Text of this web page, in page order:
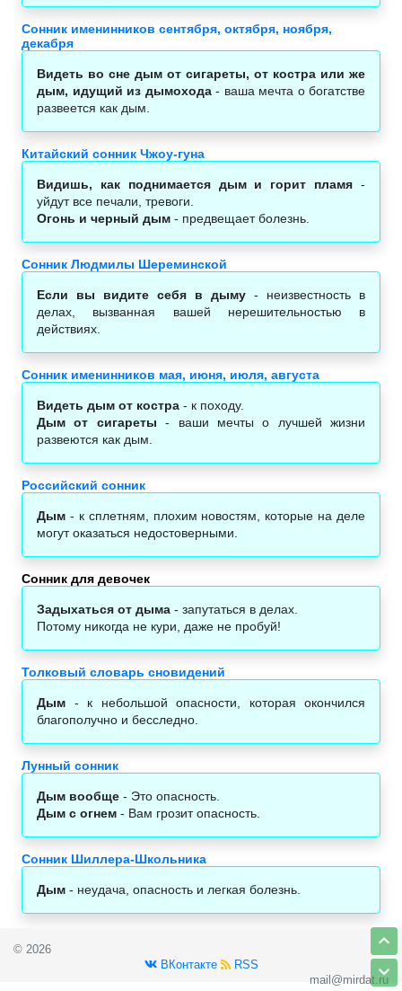
Сонник именинников сентября, октября, ноября,
декабря
Видеть во сне дым от сигареты, от костра или же
дым, идущий из дымохода- ваша мечта о богатстве
развеется как дым.
Китайский сонник Чжоу-гуна
Видишь, как поднимается дым и горит пламя -
уйдут все печали, тревоги.
Огонь и черный дым - предвещает болезнь.
Сонник Людмилы Шереминской
Если вы видите себя в дыму - неизвестность в
делах, вызванная вашей нерешительностью в
действиях.
Сонник именинников мая, июня, июля, августа
Видеть дым от костра - к походу.
Дым от сигареты - ваши мечты о лучшей жизни
развеются как дым.
Российский сонник
Дым - к сплетням, плохим новостям, которые на деле
могут оказаться недостоверными.
Сонник для девочек‎
Задыхаться от дыма - запутаться в делах.
Потому никогда не кури, даже не пробуй!
Толковый словарь сновидений
Дым - к небольшой опасности, которая окончился
благополучно и бесследно.
Лунный сонник
Дым вообще - Это опасность.
Дым с огнем - Вам грозит опасность.
Сонник Шиллера-Школьника
Дым - неудача, опасность и легкая болезнь.
© 2026
ВКонтакте
RSS
mail@mirdat.ru